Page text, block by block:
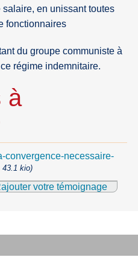
en unissant toutes
fonctionnaires
du groupe communiste à
régime indemnitaire.
à
convergence-necessaire-
43.1 kio)
votre témoignage